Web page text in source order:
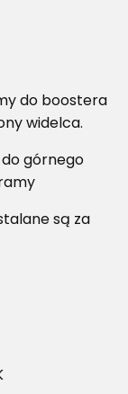
do boostera
widelca.
górnego
są za